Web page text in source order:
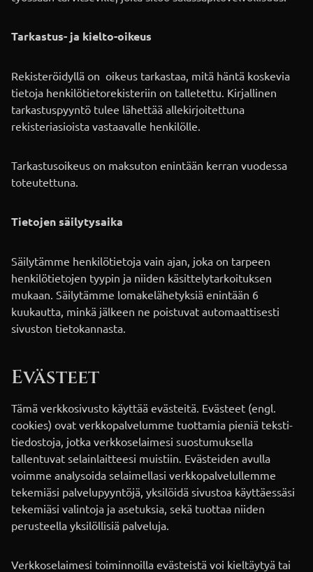
Tarkastus- ja kielto-oikeus
Rekisteröidyllä on oikeus tarkastaa, mitä häntä koskevia
tietoja henkilötietorekisteriin on talletettu. Kirjallinen
tarkastuspyyntö tulee lähettää allekirjoitettuna
rekisteriasioista vastaavalle henkilölle.
Tarkastusoikeus on maksuton enintään kerran vuodessa
toteutettuna.
Tietojen säilytysaika
Säilytämme henkilötietoja vain ajan, joka on tarpeen
henkilötietojen tyypin ja niiden käsittelytarkoituksen
mukaan. Säilytämme lomakelähetyksiä enintään 6
kuukautta, minkä jälkeen ne poistuvat automaattisesti
sivuston tietokannasta.
Evästeet
Tämä verkkosivusto käyttää evästeitä. Evästeet (engl.
cookies) ovat verkkopalvelumme tuottamia pieniä teksti-
tiedostoja, jotka verkkoselaimesi suostumuksella
tallentuvat selainlaitteesi muistiin. Evästeiden avulla
voimme analysoida selaimellasi verkkopalvelullemme
tekemiäsi palvelupyyntöjä, yksilöidä sivustoa käyttäessäsi
tekemiäsi valintoja ja asetuksia, sekä tuottaa niiden
perusteella yksilöllisiä palveluja.
Verkkoselaimesi toiminnoilla evästeistä voi kieltäytyä tai